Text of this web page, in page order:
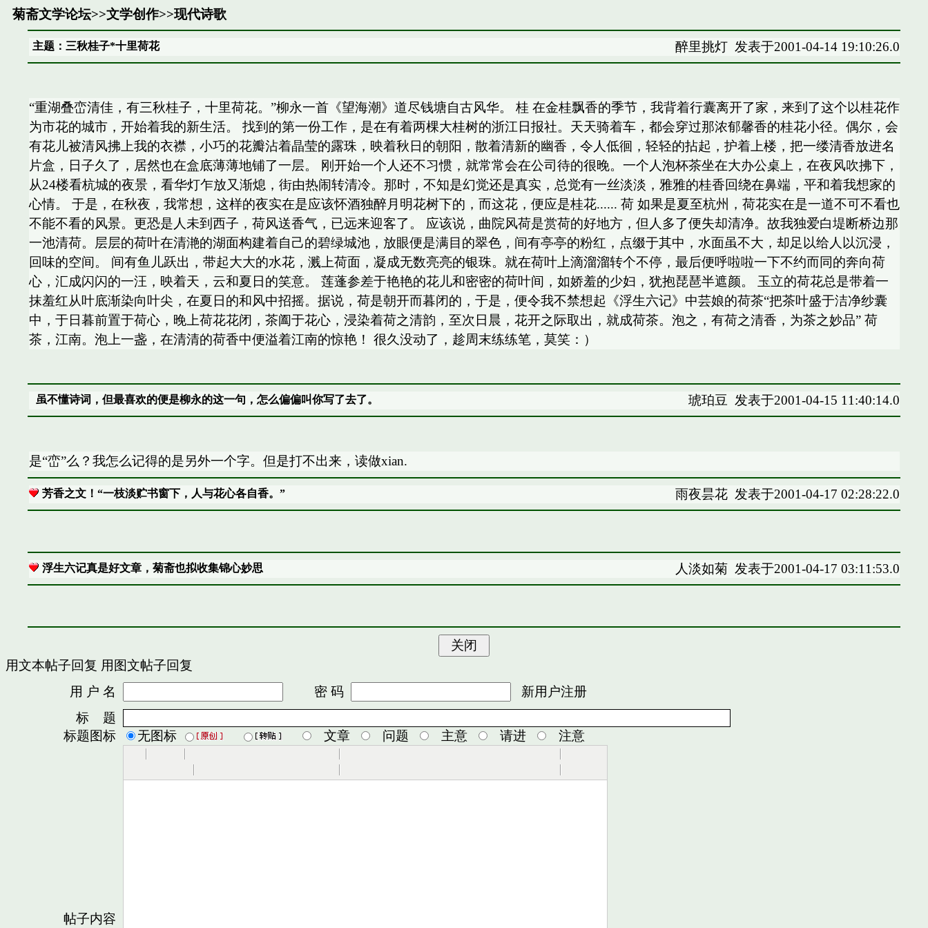
菊斋文学论坛>>文学创作>>现代诗歌
主题：三秋桂子*十里荷花 醉里挑灯发表于2001-04-14 19:10:26.0
“重湖叠峦清佳，有三秋桂子，十里荷花。”柳永一首《望海潮》道尽钱塘自古风华。 桂 在金桂飘香的季节，我背着行囊离开了家，来到了这个以桂花作
为市花的城市，开始着我的新生活。 找到的第一份工作，是在有着两棵大桂树的浙江日报社。天天骑着车，都会穿过那浓郁馨香的桂花小径。偶尔，会
有花儿被清风拂上我的衣襟，小巧的花瓣沾着晶莹的露珠，映着秋日的朝阳，散着清新的幽香，令人低徊，轻轻的拈起，护着上楼，把一缕清香放进名
片盒，日子久了，居然也在盒底薄薄地铺了一层。 刚开始一个人还不习惯，就常常会在公司待的很晚。一个人泡杯茶坐在大办公桌上，在夜风吹拂下，
从24楼看杭城的夜景，看华灯乍放又渐熄，街由热闹转清冷。那时，不知是幻觉还是真实，总觉有一丝淡淡，雅雅的桂香回绕在鼻端，平和着我想家的
心情。 于是，在秋夜，我常想，这样的夜实在是应该怀酒独醉月明花树下的，而这花，便应是桂花...... 荷 如果是夏至杭州，荷花实在是一道不可不看也
不能不看的风景。更恐是人未到西子，荷风送香气，已远来迎客了。 应该说，曲院风荷是赏荷的好地方，但人多了便失却清净。故我独爱白堤断桥边那
一池清荷。层层的荷叶在清滟的湖面构建着自己的碧绿城池，放眼便是满目的翠色，间有亭亭的粉红，点缀于其中，水面虽不大，却足以给人以沉浸，
回味的空间。 间有鱼儿跃出，带起大大的水花，溅上荷面，凝成无数亮亮的银珠。就在荷叶上滴溜溜转个不停，最后便呼啦啦一下不约而同的奔向荷
心，汇成闪闪的一汪，映着天，云和夏日的笑意。 莲蓬参差于艳艳的花儿和密密的荷叶间，如娇羞的少妇，犹抱琵琶半遮颜。 玉立的荷花总是带着一
抹羞红从叶底渐染向叶尖，在夏日的和风中招摇。据说，荷是朝开而暮闭的，于是，便令我不禁想起《浮生六记》中芸娘的荷茶“把茶叶盛于洁净纱囊
中，于日暮前置于荷心，晚上荷花花闭，茶阖于花心，浸染着荷之清韵，至次日晨，花开之际取出，就成荷茶。泡之，有荷之清香，为茶之妙品” 荷
茶，江南。泡上一盏，在清清的荷香中便溢着江南的惊艳！ 很久没动了，趁周末练练笔，莫笑：）
虽不懂诗词，但最喜欢的便是柳永的这一句，怎么偏偏叫你写了去了。 琥珀豆 发表于2001-04-15 11:40:14.0
是“峦”么？我怎么记得的是另外一个字。但是打不出来，读做xian.
芳香之文！“一枝淡贮书窗下，人与花心各自香。” 雨夜昙花发表于2001-04-17 02:28:22.0
浮生六记真是好文章，菊斋也拟收集锦心妙思 人淡如菊发表于2001-04-17 03:11:53.0
用文本帖子回复 用图文帖子回复
用 户 名
密 码
新用户注册
标 题
标题图标
无图标 文章 问题 主意 请进 注意
帖子内容